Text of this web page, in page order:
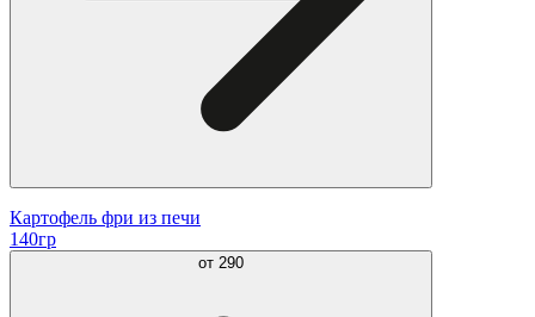
Картофель фри из печи
140гр
от 290